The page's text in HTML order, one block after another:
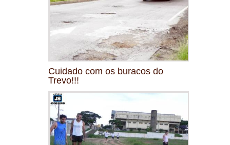
Cuidado com os buracos do
Trevo!!!